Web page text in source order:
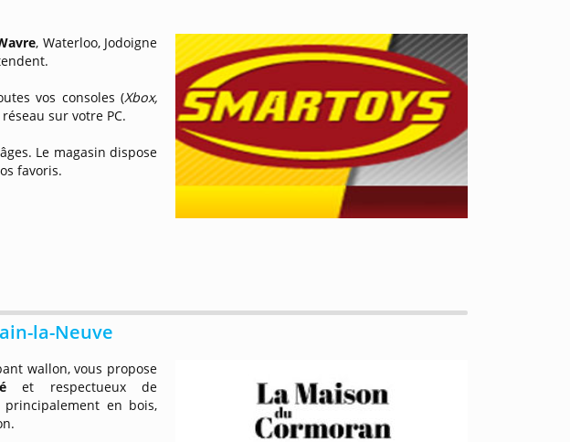
, Waterloo, Jodoigne
vos consoles (Xbox,
sur votre PC.
Le magasin dispose
favoris.
la-Neuve
wallon, vous propose
et respectueux de
en bois,